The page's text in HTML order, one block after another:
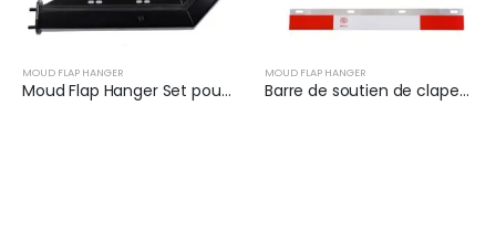
MOUD FLAP HANGER
Moud Flap Hanger Set pour semi-camion | XKJ-MFH-01-1/8
MOUD FLAP HANGER
Barre de soutien de clapet de boue pour semi-camions | XKJ-MFH-S1C